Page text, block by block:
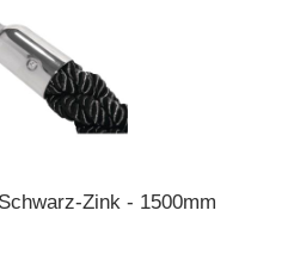
Zink - 1500mm